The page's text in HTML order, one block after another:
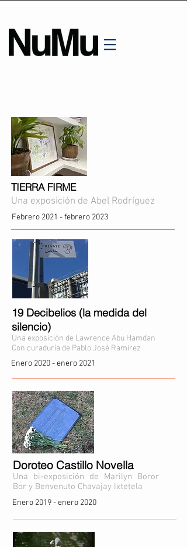
TIERRA FIRME
Una exposición de Abel Rodríguez
Febrero 2021 - febrero 2023
19 Decibelios (la medida del
silencio)
Una exposición de Lawrence Abu Hamdan
Con curaduría de Pablo José Ramírez
Enero 2020 - enero 2021
Doroteo Castillo Novella
Una bi-exposición de Marilyn Boror
Bor y Benvenuto Chavajay Ixtetela
Enero 2019 - enero 2020